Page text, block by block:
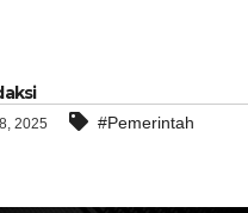
2025 #Pemerintah